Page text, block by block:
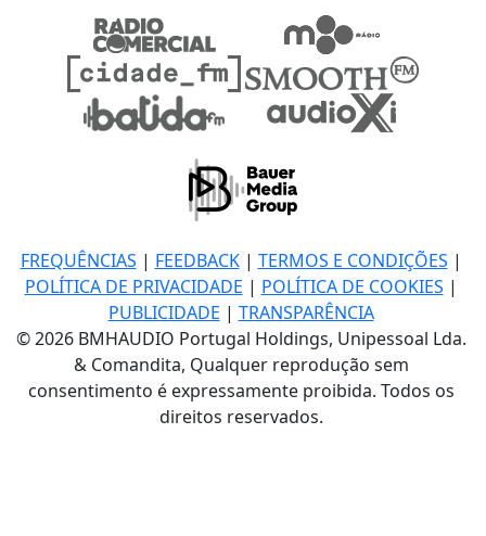
FREQUÊNCIAS | FEEDBACK| TERMOS E CONDIÇÕES |
POLÍTICA DE PRIVACIDADE | POLÍTICA DE COOKIES |
PUBLICIDADE | TRANSPARÊNCIA
© 2026 BMHAUDIO Portugal Holdings, Unipessoal Lda.
& Comandita, Qualquer reprodução sem
consentimento é expressamente proibida. Todos os
direitos reservados.